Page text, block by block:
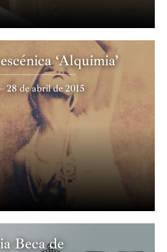
‘Alquimia’
28 de abril de 2015
Beca de